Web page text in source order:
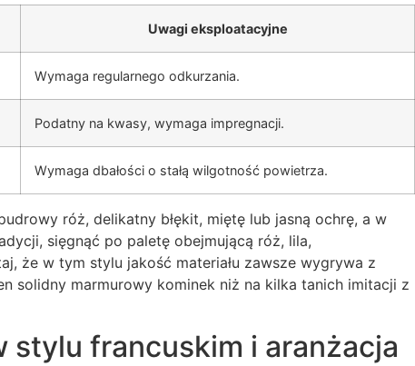
Uwagi eksploatacyjne
Wymaga regularnego odkurzania.
Podatny na kwasy, wymaga impregnacji.
Wymaga dbałości o stałą wilgotność powietrza.
róż, delikatny błękit, miętę lub jasną ochrę, a w
sięgnąć po paletę obejmującą róż, lila,
że w tym stylu jakość materiału zawsze wygrywa z
solidny marmurowy kominek niż na kilka tanich imitacji z
stylu francuskim i aranżacja